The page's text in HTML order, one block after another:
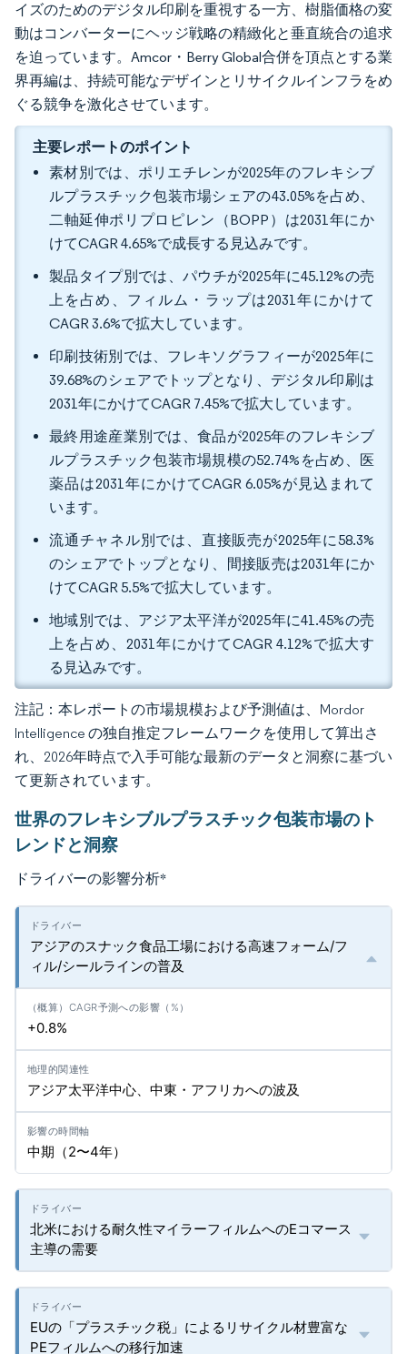
イズのためのデジタル印刷を重視する一方、樹脂価格の変
動はコンバーターにヘッジ戦略の精緻化と垂直統合の追求
を迫っています。Amcor・Berry Global合併を頂点とする業
界再編は、持続可能なデザインとリサイクルインフラをめ
ぐる競争を激化させています。
主要レポートのポイント
素材別では、ポリエチレンが2025年のフレキシブ
ルプラスチック包装市場シェアの43.05%を占め、
二軸延伸ポリプロピレン（BOPP）は2031年にか
けてCAGR 4.65%で成長する見込みです。
製品タイプ別では、パウチが2025年に45.12%の売
上を占め、フィルム・ラップは2031年にかけて
CAGR 3.6%で拡大しています。
印刷技術別では、フレキソグラフィーが2025年に
39.68%のシェアでトップとなり、デジタル印刷は
2031年にかけてCAGR 7.45%で拡大しています。
最終用途産業別では、食品が2025年のフレキシブ
ルプラスチック包装市場規模の52.74%を占め、医
薬品は2031年にかけてCAGR 6.05%が見込まれて
います。
流通チャネル別では、直接販売が2025年に58.3%
のシェアでトップとなり、間接販売は2031年にか
けてCAGR 5.5%で拡大しています。
地域別では、アジア太平洋が2025年に41.45%の売
上を占め、2031年にかけてCAGR 4.12%で拡大す
る見込みです。
注記：本レポートの市場規模および予測値は、Mordor
Intelligence の独自推定フレームワークを使用して算出さ
れ、2026年時点で入手可能な最新のデータと洞察に基づい
て更新されています。
世界のフレキシブルプラスチック包装市場のト
レンドと洞察
ドライバーの影響分析*
アジアのスナック食品工場における高速フォーム/フ
ィル/シールラインの普及
+0.8%
アジア太平洋中心、中東・アフリカへの波及
中期（2〜4年）
北米における耐久性マイラーフィルムへのEコマース
主導の需要
EUの「プラスチック税」によるリサイクル材豊富な
PEフィルムへの移行加速